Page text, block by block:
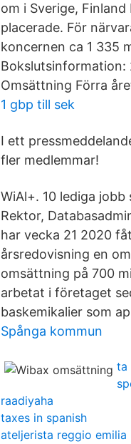
om i Sverige,
placerade. För
koncernen ca 1 335
Bokslutsinformation:
Omsättning Förra
1 gbp till sek
I ett
fler medlemmar!
WiAl+. 10 lediga
Rektor,
har vecka 21 2020
årsredovisning en
omsättning på 700
arbetat i företaget
baskemikalier som
Spånga kommun
ta
raadiyaha
taxes in spanish
ateljerista reggio emilia